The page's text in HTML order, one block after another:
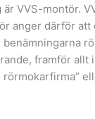
är VVS-montör.
anger därför
benämningarna
framför allt
rörmokarfirma”